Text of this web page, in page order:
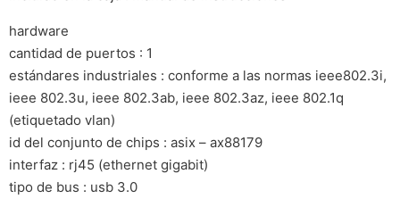
hardware
cantidad de puertos : 1
estándares industriales : conforme a las normas ieee802.3i,
ieee 802.3u, ieee 802.3ab, ieee 802.3az, ieee 802.1q
(etiquetado vlan)
id del conjunto de chips : asix – ax88179
interfaz : rj45 (ethernet gigabit)
tipo de bus : usb 3.0